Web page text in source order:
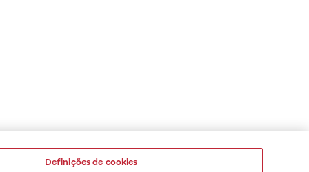
Definições de cookies